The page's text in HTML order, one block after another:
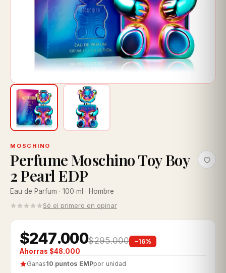
MOSCHINO
Perfume Moschino Toy Boy
2 Pearl EDP
Eau de Parfum · 100 ml · Hombre
Sé el primero en opinar
$247.000$295.000 −16%
Ahorras $48.000
Ganas10 puntos EMPpor unidad